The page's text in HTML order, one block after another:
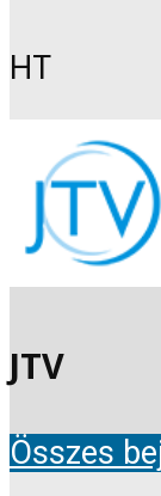
HT
JTV
Összes